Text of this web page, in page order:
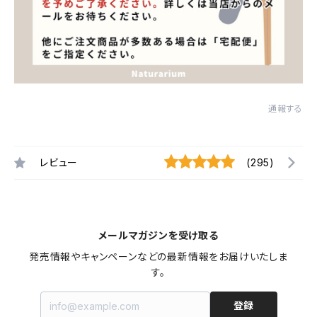
通報する
レビュー (295)
メールマガジンを受け取る
発売情報やキャンペーンなどの最新情報をお届けいたしま
す。
登録